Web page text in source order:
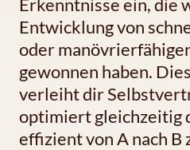
Entwicklung von
oder
gewonnen haben.
verleiht dir
optimiert gleichzeitig
effizient von A nach B